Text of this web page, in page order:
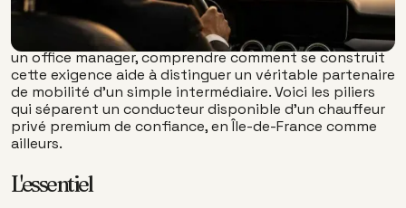
travail invisible : un cadre réglementaire strict, une
sélection exigeante et des standards de service tenus
course après course. Pour une direction des achats ou
un office manager, comprendre comment se construit
cette exigence aide à distinguer un véritable partenaire
de mobilité d'un simple intermédiaire. Voici les piliers
qui séparent un conducteur disponible d'un chauffeur
privé premium de confiance, en Île-de-France comme
ailleurs.
L'essentiel